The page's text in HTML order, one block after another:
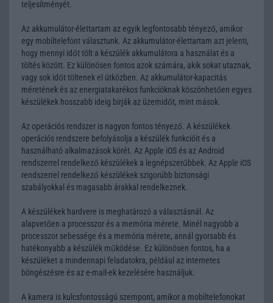
teljesítményét.
Az akkumulátor-élettartam az egyik legfontosabb tényező, amikor
egy mobiltelefont választunk. Az akkumulátor-élettartam azt jelenti,
hogy mennyi időt tölt a készülék akkumulátora a használat és a
töltés között. Ez különösen fontos azok számára, akik sokat utaznak,
vagy sok időt töltenek el útközben. Az akkumulátor-kapacitás
méretének és az energiatakarékos funkcióknak köszönhetően egyes
készülékek hosszabb ideig bírják az üzemidőt, mint mások.
Az operációs rendszer is nagyon fontos tényező. A készülékek
operációs rendszere befolyásolja a készülék funkcióit és a
használható alkalmazások körét. Az Apple iOS és az Android
rendszerrel rendelkező készülékek a legnépszerűbbek. Az Apple iOS
rendszerrel rendelkező készülékek szigorúbb biztonsági
szabályokkal és magasabb árakkal rendelkeznek.
A készülékek hardvere is meghatározó a választásnál. Az
alapvetően a processzor és a memória mérete. Minél nagyobb a
processzor sebessége és a memória mérete, annál gyorsabb és
hatékonyabb a készülék működése. Ez különösen fontos, ha a
készüléket a mindennapi feladatokra, például az internetes
böngészésre és az e-mail-ek kezelésére használjuk.
A kamera is kulcsfontosságú szempont, amikor a mobiltelefonokat